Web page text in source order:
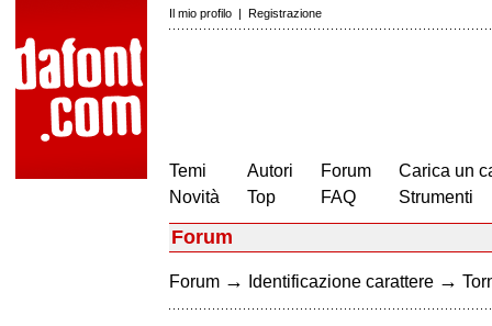
Il mio profilo | Registrazione
Temi
Novità
Autori
Top
Forum
FAQ
Carica un
Strumenti
Forum
Forum → Identificazione carattere →